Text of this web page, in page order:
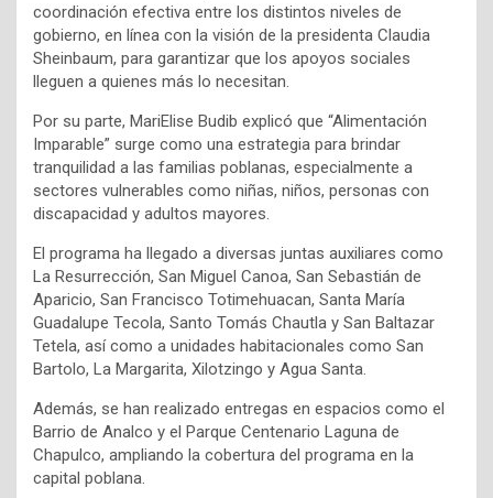
coordinación efectiva entre los distintos niveles de
gobierno, en línea con la visión de la presidenta Claudia
Sheinbaum, para garantizar que los apoyos sociales
lleguen a quienes más lo necesitan.
Por su parte, MariElise Budib explicó que “Alimentación
Imparable” surge como una estrategia para brindar
tranquilidad a las familias poblanas, especialmente a
sectores vulnerables como niñas, niños, personas con
discapacidad y adultos mayores.
El programa ha llegado a diversas juntas auxiliares como
La Resurrección, San Miguel Canoa, San Sebastián de
Aparicio, San Francisco Totimehuacan, Santa María
Guadalupe Tecola, Santo Tomás Chautla y San Baltazar
Tetela, así como a unidades habitacionales como San
Bartolo, La Margarita, Xilotzingo y Agua Santa.
Además, se han realizado entregas en espacios como el
Barrio de Analco y el Parque Centenario Laguna de
Chapulco, ampliando la cobertura del programa en la
capital poblana.